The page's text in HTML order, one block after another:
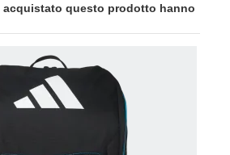
acquistato questo prodotto hanno